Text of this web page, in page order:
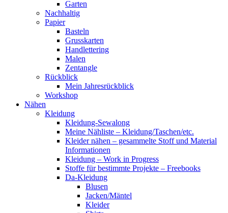
Garten
Nachhaltig
Papier
Basteln
Grusskarten
Handlettering
Malen
Zentangle
Rückblick
Mein Jahresrückblick
Workshop
Nähen
Kleidung
Kleidung-Sewalong
Meine Nähliste – Kleidung/Taschen/etc.
Kleider nähen – gesammelte Stoff und Material
Informationen
Kleidung – Work in Progress
Stoffe für bestimmte Projekte – Freebooks
Da-Kleidung
Blusen
Jacken/Mäntel
Kleider